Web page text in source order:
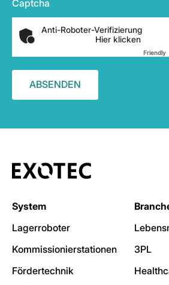
Captcha
Anti-Roboter-Verifizierung
Hier klicken
Friendly
System
Lagerroboter
Kommissionierstationen
Fördertechnik
3PL